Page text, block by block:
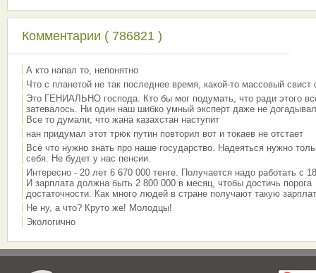
Комментарии ( 786821 )
А кто напал то, непонятно
Что с планетой не так последнее время, какой-то массовый свист
Это ГЕНИАЛЬНО господа. Кто бы мог подумать, что ради этого
затевалось. Ни один наш шибко умный эксперт даже не
Все то думали, что жана казахстан наступит
нан придумал этот трюк путин повторил вот и токаев не отстает
Всё что нужно знать про наше государство. Надеяться нужно
себя. Не будет у нас пенсии.
Интересно - 20 лет 6 670 000 тенге. Получается надо работать с
И зарплата должна быть 2 800 000 в месяц, чтобы достичь порога
достаточности. Как много людей в стране получают такую
Не ну, а что? Круто же! Молодцы!
Экологично